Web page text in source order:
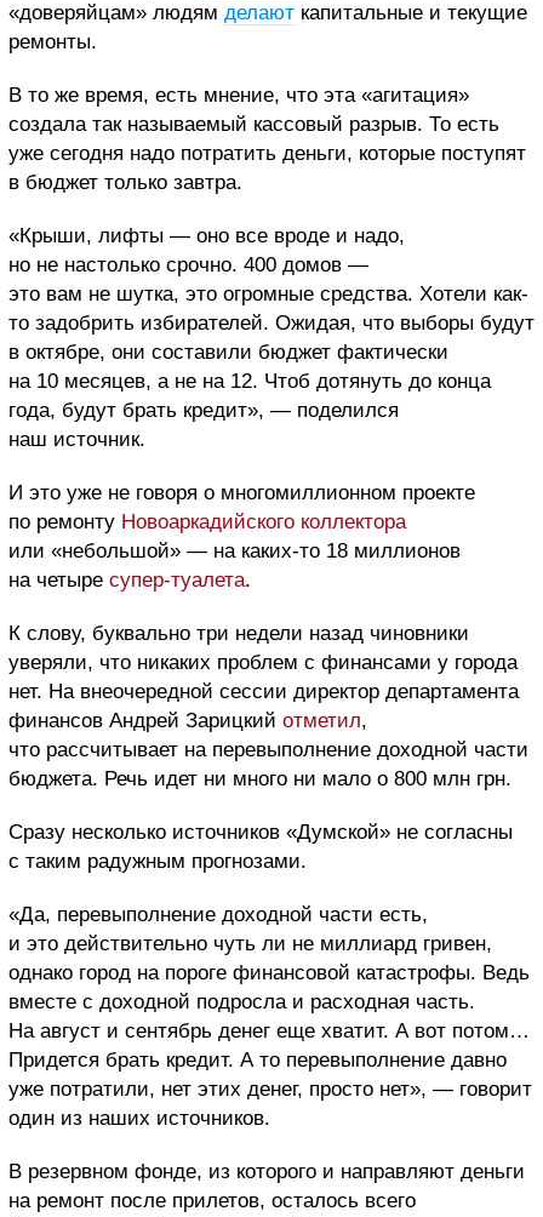
«доверяйцам» людям делают капитальные и текущие
ремонты.
В то же время, есть мнение, что эта «агитация»
создала так называемый кассовый разрыв. То есть
уже сегодня надо потратить деньги, которые поступят
в бюджет только завтра.
«Крыши, лифты — оно все вроде и надо,
но не настолько срочно. 400 домов —
это вам не шутка, это огромные средства. Хотели как-
то задобрить избирателей. Ожидая, что выборы будут
в октябре, они составили бюджет фактически
на 10 месяцев, а не на 12. Чтоб дотянуть до конца
года, будут брать кредит», — поделился
наш источник.
И это уже не говоря о многомиллионном проекте
по ремонту Новоаркадийского коллектора
или «небольшой» — на каких-то 18 миллионов
на четыре супер-туалета.
К слову, буквально три недели назад чиновники
уверяли, что никаких проблем с финансами у города
нет. На внеочередной сессии директор департамента
финансов Андрей Зарицкий отметил,
что рассчитывает на перевыполнение доходной части
бюджета. Речь идет ни много ни мало о 800 млн грн.
Сразу несколько источников «Думской» не согласны
с таким радужным прогнозами.
«Да, перевыполнение доходной части есть,
и это действительно чуть ли не миллиард гривен,
однако город на пороге финансовой катастрофы. Ведь
вместе с доходной подросла и расходная часть.
На август и сентябрь денег еще хватит. А вот потом…
Придется брать кредит. А то перевыполнение давно
уже потратили, нет этих денег, просто нет», — говорит
один из наших источников.
В резервном фонде, из которого и направляют деньги
на ремонт после прилетов, осталось всего